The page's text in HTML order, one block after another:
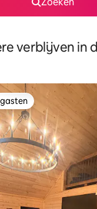
verblijven in
gasten